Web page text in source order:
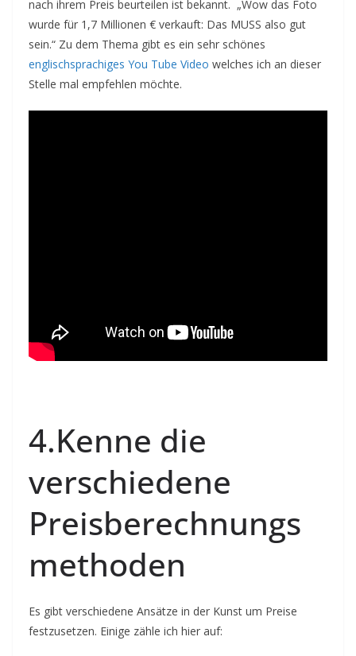
nach ihrem Preis beurteilen ist bekannt. „Wow das Foto
wurde für 1,7 Millionen € verkauft: Das MUSS also gut
sein.“ Zu dem Thema gibt es ein sehr schönes
englischsprachiges You Tube Video welches ich an dieser
Stelle mal empfehlen möchte.
4.Kenne die
verschiedene
Preisberechnungs
methoden
Es gibt verschiedene Ansätze in der Kunst um Preise
festzusetzen. Einige zähle ich hier auf: